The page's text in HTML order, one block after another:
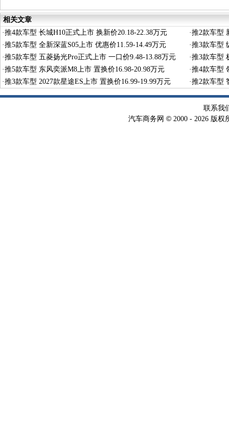
相关文章
·推4款车型 长城H10正式上市 换新价20.18-22.38万元 ·推2款车型
·推5款车型 全新深蓝S05上市 优惠价11.59-14.49万元 ·推3款车型
·推5款车型 五菱扬光Pro正式上市 一口价9.48-13.88万元 ·推3款车型
·推5款车型 东风奕派M8上市 置换价16.98-20.98万元 ·推4款车型
·推3款车型 2027款星途ES上市 置换价16.99-19.99万元 ·推2款车型
联系我
汽车商务网 © 2000 - 2026 版权